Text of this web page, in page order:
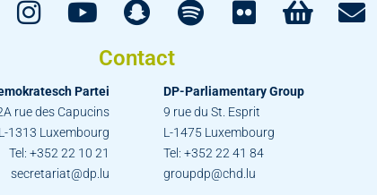
Contact
Partei
rue des Capucins
1313 Luxembourg
Tel: +352 22 10 21
secretariat@dp.lu
DP-Parliamentary Group
9 rue du St. Esprit
L-1475 Luxembourg
Tel: +352 22 41 84
groupdp@chd.lu